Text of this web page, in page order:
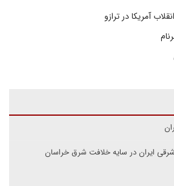
آمریکا در ترازو
ایران در سایه خلافت شرق خراسان